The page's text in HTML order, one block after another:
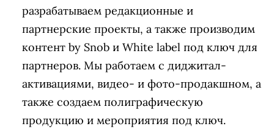
разрабатываем редакционные и
партнерские проекты, а также производим
контент by Snob и White label под ключ для
партнеров. Мы работаем с диджитал-
активациями, видео- и фото-продакшном, а
также создаем полиграфическую
продукцию и мероприятия под ключ.